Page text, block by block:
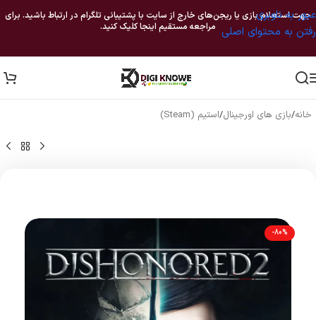
عبور به ناوبری
رفتن به محتوای اصلی
جهت استعلام بازی یا ریجن‌های خارج از سایت با پشتیبانی تلگرام در ارتباط باشید. برای
مراجعه مستقیم اینجا کلیک کنید.
خانه/بازی های اورجینال/استیم (Steam)
-80%